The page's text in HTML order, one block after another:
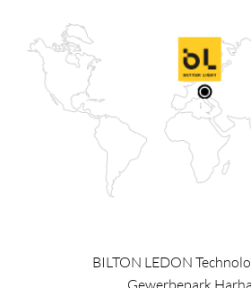
BILTON LEDON
Gewerbepark